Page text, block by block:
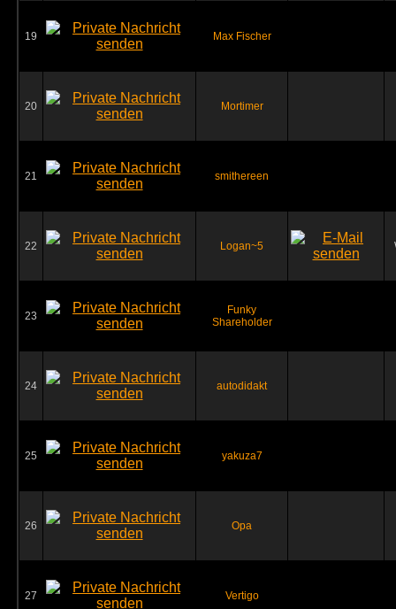
19 Max Fischer
20 Mortimer
21 smithereen
22 Logan~5
23
Funky
Shareholder
24 autodidakt
25 yakuza7
26 Opa
27 Vertigo